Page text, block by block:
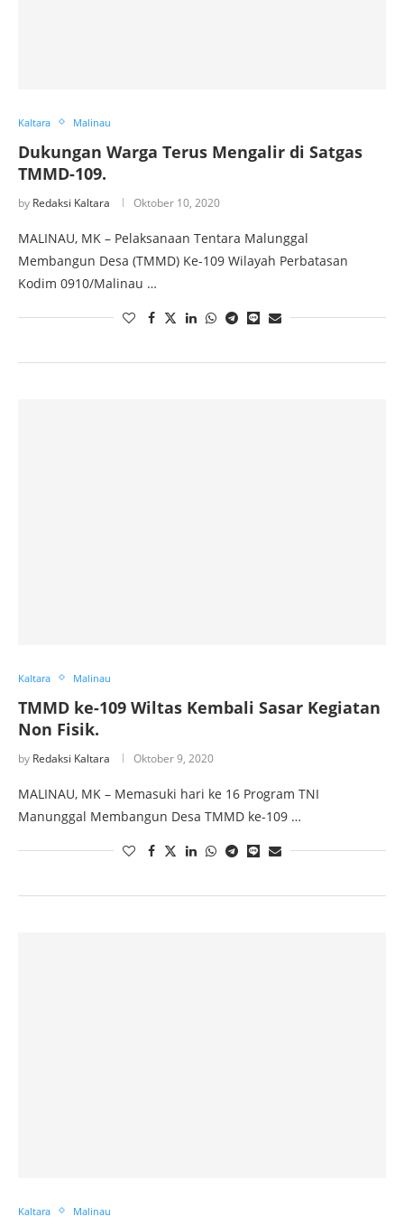
Kaltara Malinau
Dukungan Warga Terus Mengalir di Satgas
TMMD-109.
by Redaksi Kaltara Oktober 10, 2020
MALINAU, MK – Pelaksanaan Tentara Malunggal
Membangun Desa (TMMD) Ke-109 Wilayah Perbatasan
Kodim 0910/Malinau …
Kaltara Malinau
TMMD ke-109 Wiltas Kembali Sasar Kegiatan
Non Fisik.
by Redaksi Kaltara Oktober 9, 2020
MALINAU, MK – Memasuki hari ke 16 Program TNI
Manunggal Membangun Desa TMMD ke-109 …
Kaltara Malinau